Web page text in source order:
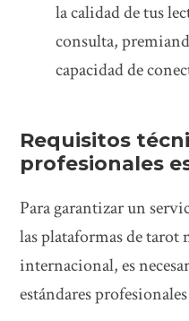
la calidad de tus
consulta,
capacidad de
Requisitos
profesionales
Para garantizar un
las plataformas de tarot
internacional, es
estándares